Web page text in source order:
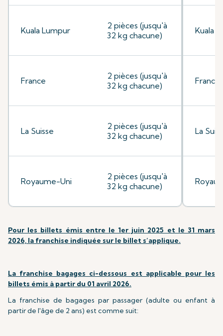
Kuala Lumpur
2 pièces (jusqu'à
32 kg chacune)
France
2 pièces (jusqu'à
32 kg chacune)
La Suisse
2 pièces (jusqu'à
32 kg chacune)
Royaume-Uni
2 pièces (jusqu'à
32 kg chacune)
Kuala
France
La
Pour les billets émis entre le 1er juin 2025 et le 31 mars
2026, la franchise indiquée sur le billet s’applique.
La franchise bagages ci-dessous est applicable pour les
billets émis à partir du 01 avril 2026.
La franchise de bagages par passager (adulte ou enfant à
partir de l'âge de 2 ans) est comme suit: